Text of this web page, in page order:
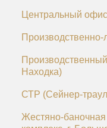
Центральный
Производственно-
Находка)
СТР (Сейнер-
Жестяно-баночная